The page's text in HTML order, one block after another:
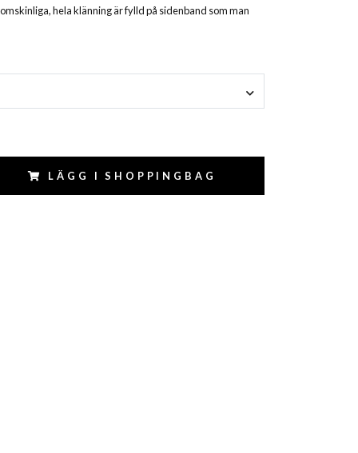
hela klänning är fylld på sidenband som man
LÄGG I SHOPPINGBAG